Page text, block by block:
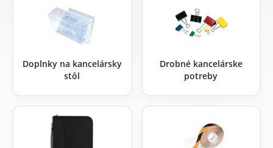
Doplnky na kancelársky
stôl
Drobné kancelárske
potreby